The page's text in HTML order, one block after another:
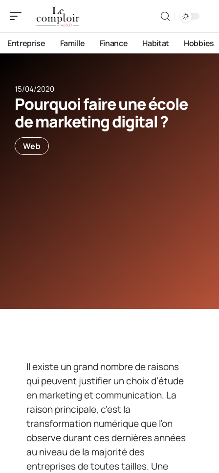
Entreprise Famille Finance Habitat Hobbies
15/04/2020
Pourquoi faire une école
de marketing digital ?
Web
Il existe un grand nombre de raisons
qui peuvent justifier un choix d’étude
en marketing et communication. La
raison principale, c’est la
transformation numérique que l’on
observe durant ces dernières années
au niveau de la majorité des
entreprises de toutes tailles. Une